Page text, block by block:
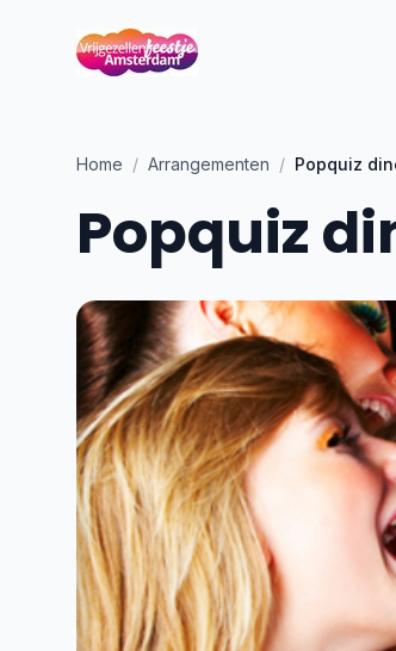
Home / Arrangementen / Popquiz
Popquiz